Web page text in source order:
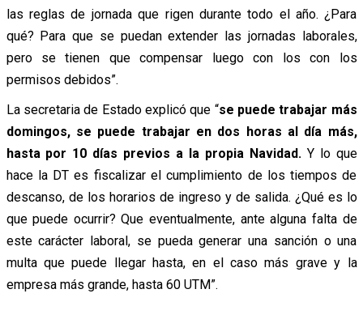
las reglas de jornada que rigen durante todo el año. ¿Para
qué? Para que se puedan extender las jornadas laborales,
pero se tienen que compensar luego con los con los
permisos debidos”.
La secretaria de Estado explicó que “se puede trabajar más
domingos, se puede trabajar en dos horas al día más,
hasta por 10 días previos a la propia Navidad. Y lo que
hace la DT es fiscalizar el cumplimiento de los tiempos de
descanso, de los horarios de ingreso y de salida. ¿Qué es lo
que puede ocurrir? Que eventualmente, ante alguna falta de
este carácter laboral, se pueda generar una sanción o una
multa que puede llegar hasta, en el caso más grave y la
empresa más grande, hasta 60 UTM”.